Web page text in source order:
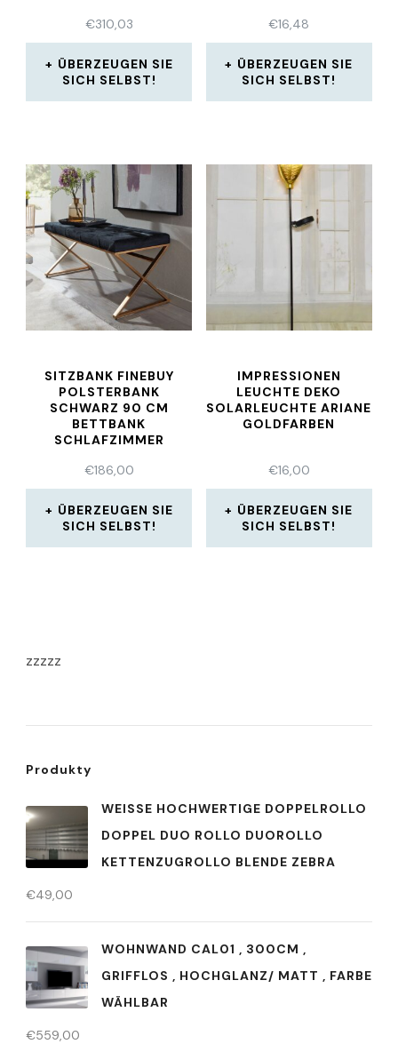
€310,03
ÜBERZEUGEN SIE
SICH SELBST!
€16,48
ÜBERZEUGEN SIE
SICH SELBST!
SITZBANK FINEBUY
POLSTERBANK
SCHWARZ 90 CM
BETTBANK
SCHLAFZIMMER
€186,00
ÜBERZEUGEN SIE
SICH SELBST!
IMPRESSIONEN
LEUCHTE DEKO
SOLARLEUCHTE ARIANE
GOLDFARBEN
€16,00
ÜBERZEUGEN SIE
SICH SELBST!
zzzzz
Produkty
WEISSE HOCHWERTIGE DOPPELROLLO D
OPPEL DUO ROLLO DUOROLLO K
ETTENZUGROLLO BLENDE ZEBRA
€49,00
WOHNWAND CAL01 , 300CM ,
GRIFFLOS , HOCHGLANZ/ MATT , FARBE
WÄHLBAR
€559,00